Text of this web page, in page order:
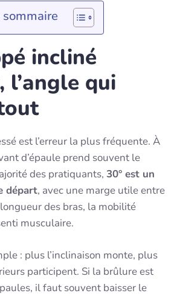
sommaire
incliné
l’angle qui
est l’erreur la plus fréquente. À
d’épaule prend souvent le
des pratiquants,30° est un
départ, avec une marge utile entre
des bras, la mobilité
musculaire.
: plus l’inclinaison monte, plus
participent. Si la brûlure est
il faut souvent baisser le